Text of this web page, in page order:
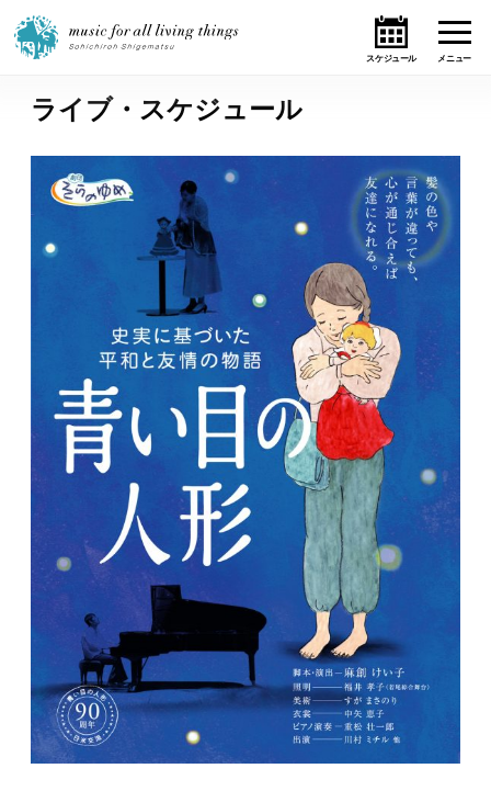
ホーム
ニュース
ライブ・スケジュール
作品
オンライン・ショップ
ギャラリー
日々のレポート
プロフィール
演奏依頼
ライブ・スケジュール